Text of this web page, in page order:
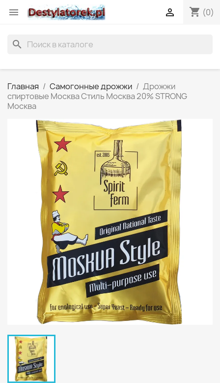
 shopping_cart (0)

search
Главная Самогонные дрожжи
Дрожжи
спиртовые Москва Стиль Москва 20% STRONG
Москва